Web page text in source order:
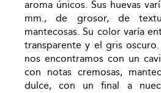
aroma únicos. Sus huevas
mm., de grosor, de
mantecosas. Su color varía
transparente y el gris
nos encontramos con un
con notas cremosas,
dulce, con un final a